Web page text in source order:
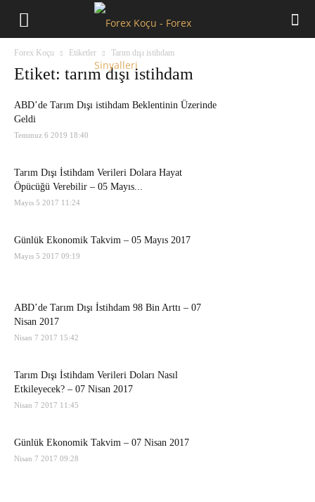
Forex Koçu Etiketler Tarım dışı istihdam
Etiket: tarım dışı istihdam
ABD’de Tarım Dışı istihdam Beklentinin Üzerinde
Geldi
Temmuz 6 2019 18:40
Tarım Dışı İstihdam Verileri Dolara Hayat
Öpücüğü Verebilir – 05 Mayıs...
Mayıs 5 2017 11:24
Günlük Ekonomik Takvim – 05 Mayıs 2017
Mayıs 5 2017 09:19
ABD’de Tarım Dışı İstihdam 98 Bin Arttı – 07
Nisan 2017
Nisan 7 2017 15:42
Tarım Dışı İstihdam Verileri Doları Nasıl
Etkileyecek? – 07 Nisan 2017
Nisan 7 2017 11:45
Günlük Ekonomik Takvim – 07 Nisan 2017
Nisan 7 2017 09:28